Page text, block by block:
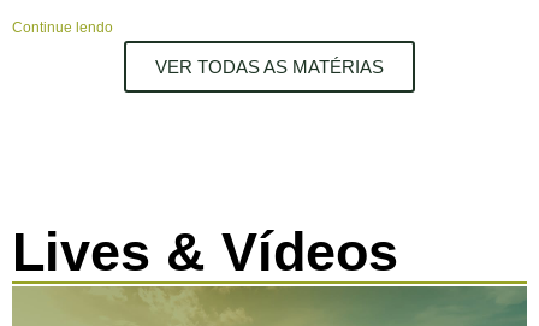
Continue lendo
VER TODAS AS MATÉRIAS
Lives & Vídeos